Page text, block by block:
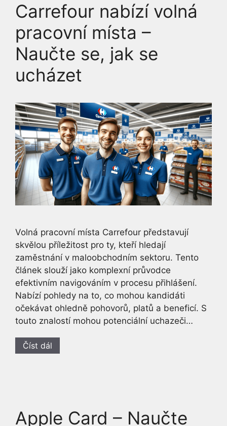
Carrefour nabízí volná
pracovní místa –
Naučte se, jak se
ucházet
Volná pracovní místa Carrefour představují
skvělou příležitost pro ty, kteří hledají
zaměstnání v maloobchodním sektoru. Tento
článek slouží jako komplexní průvodce
efektivním navigováním v procesu přihlášení.
Nabízí pohledy na to, co mohou kandidáti
očekávat ohledně pohovorů, platů a beneficí. S
touto znalostí mohou potenciální uchazeči…
Číst dál
Apple Card – Naučte